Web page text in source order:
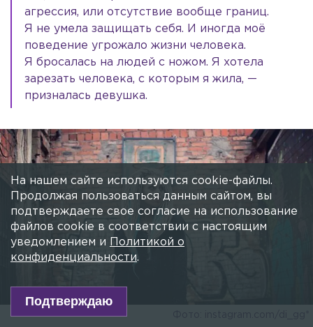
агрессия, или отсутствие вообще границ.
Я не умела защищать себя. И иногда моё
поведение угрожало жизни человека.
Я бросалась на людей с ножом. Я хотела
зарезать человека, с которым я жила, —
призналась девушка.
На нашем сайте используются cookie-файлы.
Продолжая пользоваться данным сайтом, вы
подтверждаете свое согласие на использование
файлов cookie в соответствии с настоящим
уведомлением и
Политикой о
конфиденциальности.
Подтверждаю